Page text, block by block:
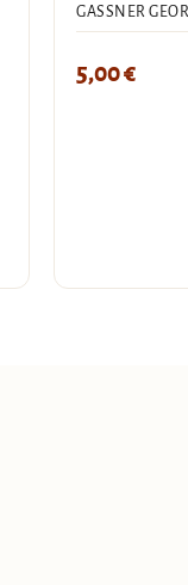
GASSNER GEORG
5,00€